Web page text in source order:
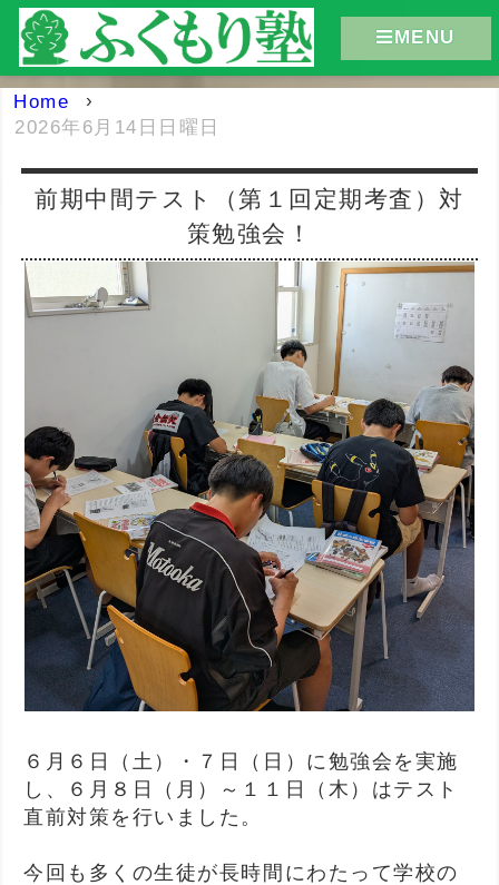
MENU
Home
›
2026年6月14日日曜日
前期中間テスト（第１回定期考査）対
策勉強会！
６月６日（土）・７日（日）に勉強会を実施
し、６月８日（月）～１１日（木）はテスト
直前対策を行いました。
今回も多くの生徒が長時間にわたって学校の